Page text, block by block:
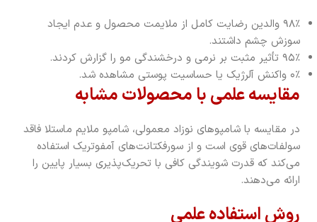
۹۸٪ والدین رضایت کامل از ملایمت محصول و عدم ایجاد
سوزش چشم داشتند.
۹۵٪ تأثیر مثبت بر نرمی و درخشندگی مو را گزارش کردند.
۰٪ واکنش آلرژیک یا حساسیت پوستی مشاهده شد.
مقایسه علمی با محصولات مشابه
در مقایسه با شامپوهای نوزاد معمولی، شامپو ملایم ماستلا فاقد
سولفات‌های قوی است و از سورفکتانت‌های آمفوتریک استفاده
می‌کند که قدرت شویندگی کافی با تحریک‌پذیری بسیار پایین را
ارائه می‌دهند.
روش استفاده علمی